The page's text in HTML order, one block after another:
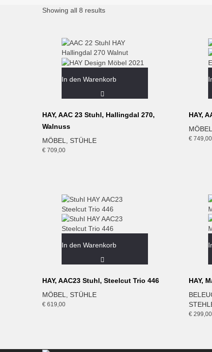
Showing all 8 results
In den Warenkorb
HAY, AAC 23 Stuhl, Hallingdal 270,
Walnuss
MÖBEL, STÜHLE
€ 709,00
HAY,
MÖBEL
€ 749,00
In den Warenkorb
HAY, AAC23 Stuhl, Steelcut Trio 446
MÖBEL
STÜHLE
€ 619,00
HAY,
€ 299,00